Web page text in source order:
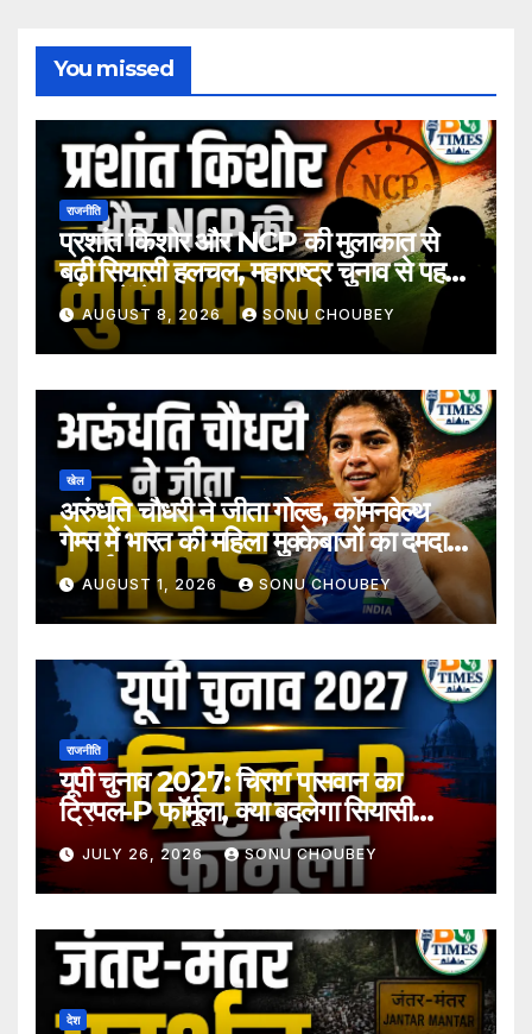
You missed
राजनीति
प्रशांत किशोर और NCP की मुलाकात से
बढ़ी सियासी हलचल, महाराष्ट्र चुनाव से पहले
अटकलें तेज
AUGUST 8, 2026 SONU CHOUBEY
खेल
अरुंधति चौधरी ने जीता गोल्ड, कॉमनवेल्थ
गेम्स में भारत की महिला मुक्केबाजों का दमदार
प्रदर्शन
AUGUST 1, 2026 SONU CHOUBEY
राजनीति
यूपी चुनाव 2027: चिराग पासवान का
ट्रिपल-P फॉर्मूला, क्या बदलेगा सियासी
समीकरण?
JULY 26, 2026 SONU CHOUBEY
देश